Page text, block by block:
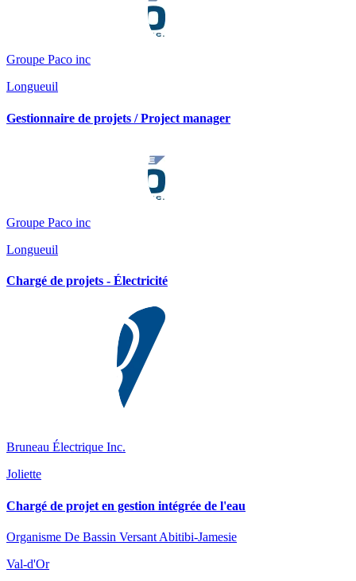
Groupe Paco inc
Longueuil
Gestionnaire de projets / Project manager
Groupe Paco inc
Longueuil
Chargé de projets - Électricité
Bruneau Électrique Inc.
Joliette
Chargé de projet en gestion intégrée de l'eau
Organisme De Bassin Versant Abitibi-Jamesie
Val-d'Or